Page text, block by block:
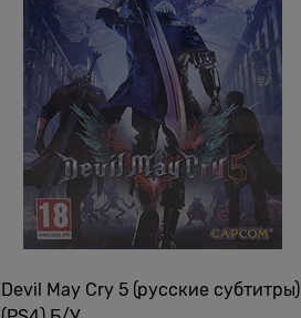
Devil May Cry 5 (русские субтитры)